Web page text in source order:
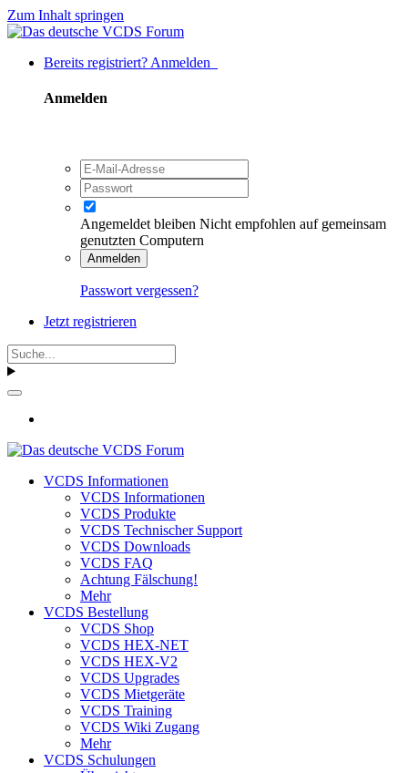
Zum Inhalt springen
Bereits registriert? Anmelden
Anmelden
Angemeldet bleiben Nicht empfohlen auf gemeinsam
genutzten Computern
Anmelden
Passwort vergessen?
Jetzt registrieren
VCDS Informationen
VCDS Informationen
VCDS Produkte
VCDS Technischer Support
VCDS Downloads
VCDS FAQ
Achtung Fälschung!
Mehr
VCDS Bestellung
VCDS Shop
VCDS HEX-NET
VCDS HEX-V2
VCDS Upgrades
VCDS Mietgeräte
VCDS Training
VCDS Wiki Zugang
Mehr
VCDS Schulungen